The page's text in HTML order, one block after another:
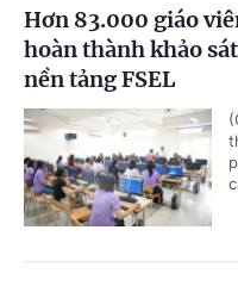
Hơn 83.000 giáo
hoàn thành khảo
nền tảng FSEL